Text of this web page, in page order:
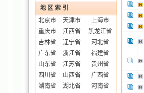
地 区 索 引
北京市
天津市
上海市
重庆市
江西省
黑龙江省
吉林省
辽宁省
河北省
广东省
浙江省
福建省
山东省
江苏省
贵州省
四川省
山西省
广西省
湖南省
湖北省
河南省